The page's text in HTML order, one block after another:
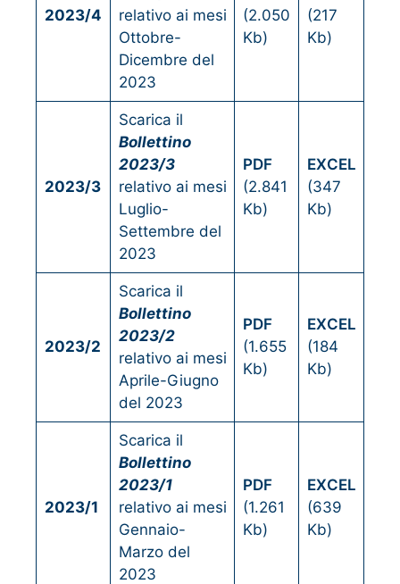
2023/4
relativo ai mesi
Ottobre-
Dicembre del
2023
(2.050
Kb)
(217
Kb)
2023/3
Scarica il
Bollettino
2023/3
relativo ai mesi
Luglio-
Settembre del
2023
PDF
(2.841
Kb)
EXCEL
(347
Kb)
2023/2
Scarica il
Bollettino
2023/2
relativo ai mesi
Aprile-Giugno
del 2023
PDF
(1.655
Kb)
EXCEL
(184
Kb)
2023/1
Scarica il
Bollettino
2023/1
relativo ai mesi
Gennaio-
Marzo del
2023
PDF
(1.261
Kb)
EXCEL
(639
Kb)